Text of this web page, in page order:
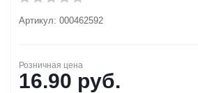
Артикул: 000462592
Розничная цена
16.90 руб.